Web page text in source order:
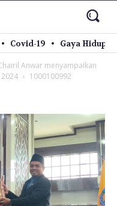
Covid-19 Gaya Hidup
Anwar menyampaikan
1000100992